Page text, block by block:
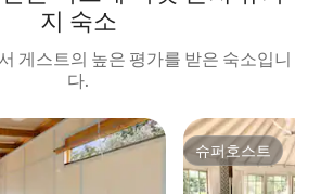
지 숙소
게스트의 높은 평가를 받은 숙소입니
다.
슈퍼호스트
슈퍼호스트